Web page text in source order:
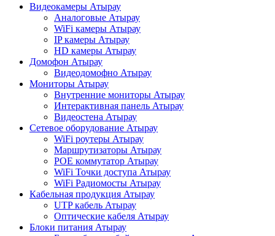
Видеокамеры Атырау
Аналоговые Атырау
WiFi камеры Атырау
IP камеры Атырау
HD камеры Атырау
Домофон Атырау
Видеодомофно Атырау
Мониторы Атырау
Внутренние мониторы Атырау
Интерактивная панель Атырау
Видеостена Атырау
Сетевое оборудование Атырау
WiFi роутеры Атырау
Маршрутизаторы Атырау
POE коммутатор Атырау
WiFi Точки доступа Атырау
WiFi Радиомосты Атырау
Кабельная продукция Атырау
UTP кабель Атырау
Оптические кабеля Атырау
Блоки питания Атырау